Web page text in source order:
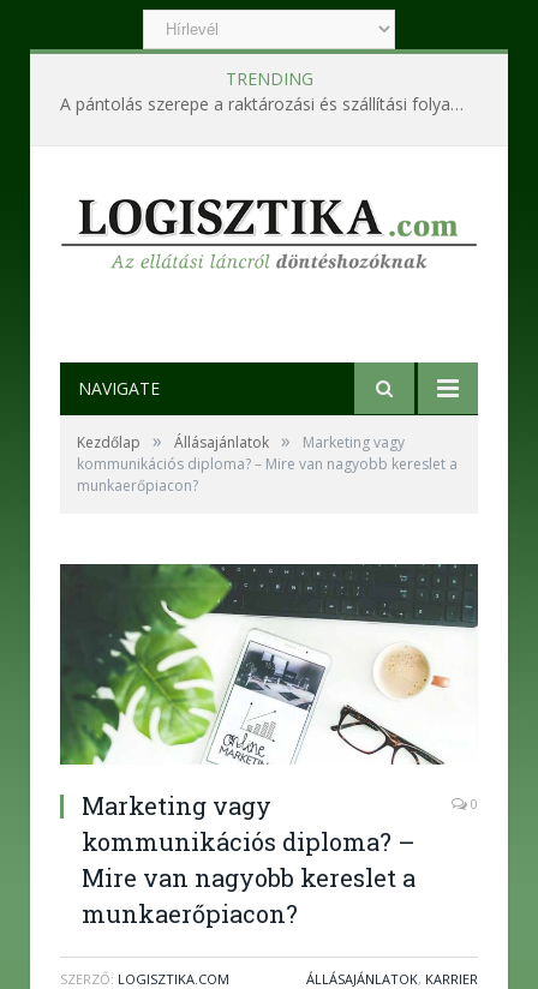
TRENDING
A pántolás szerepe a raktározási és szállítási folyamatokban
NAVIGATE
Kezdőlap » Állásajánlatok »
Marketing vagy
kommunikációs diploma? – Mire van nagyobb kereslet a
munkaerőpiacon?
Marketing vagy
kommunikációs diploma? –
Mire van nagyobb kereslet a
munkaerőpiacon?
0
SZERZŐ: LOGISZTIKA.COM ÁLLÁSAJÁNLATOK, KARRIER